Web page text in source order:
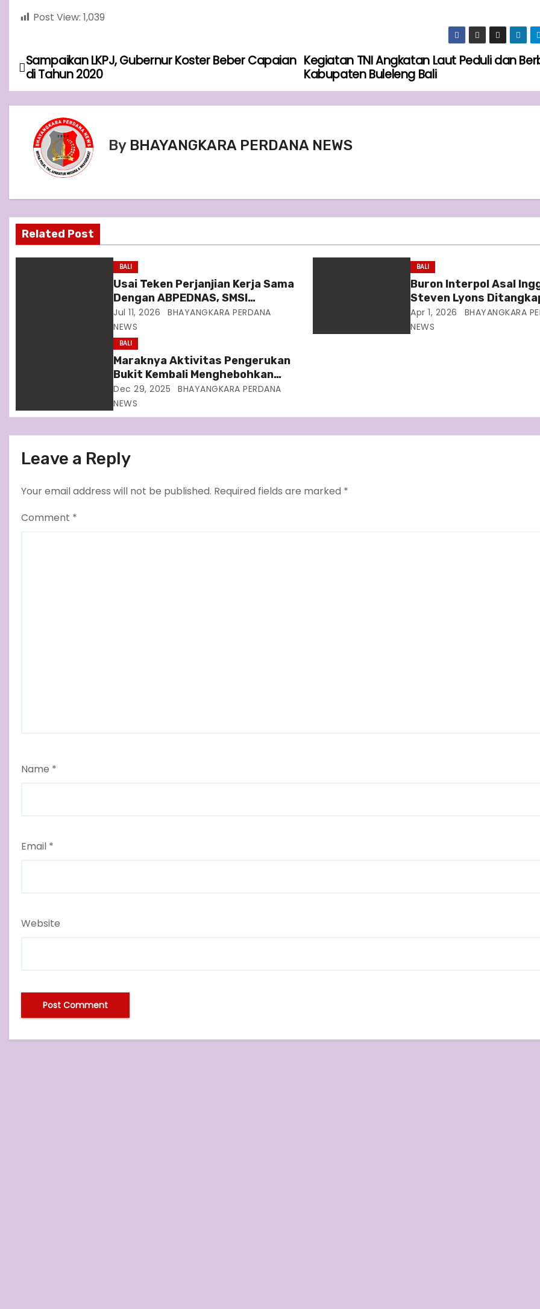
Post View: 1,039
P
o
v
i
Kegiatan TNI Angkatan Laut Peduli dan
Kabupaten Buleleng Bali
Sampaikan LKPJ, Gubernur Koster Beber Capaian
di Tahun 2020
By BHAYANGKARA PERDANA NEWS
Related Post
BALI
Usai Teken Perjanjian Kerja Sama
Dengan ABPEDNAS, SMSI
Bergerak Bentuk Pokja News
Room Jaga Desa
Jul 11, 2026
BHAYANGKARA PERDANA
NEWS
BALI
Buron Interpol Asal
Steven Lyons
Apr 1, 2026
BHAYANGKARA
NEWS
BALI
Maraknya Aktivitas Pengerukan
Bukit Kembali Menghebohkan
Kecamatan Dawan
Dec 29, 2025
BHAYANGKARA PERDANA
NEWS
Leave a Reply
Your email address will not be published. Required fields are marked *
Comment *
Name *
Email *
Website